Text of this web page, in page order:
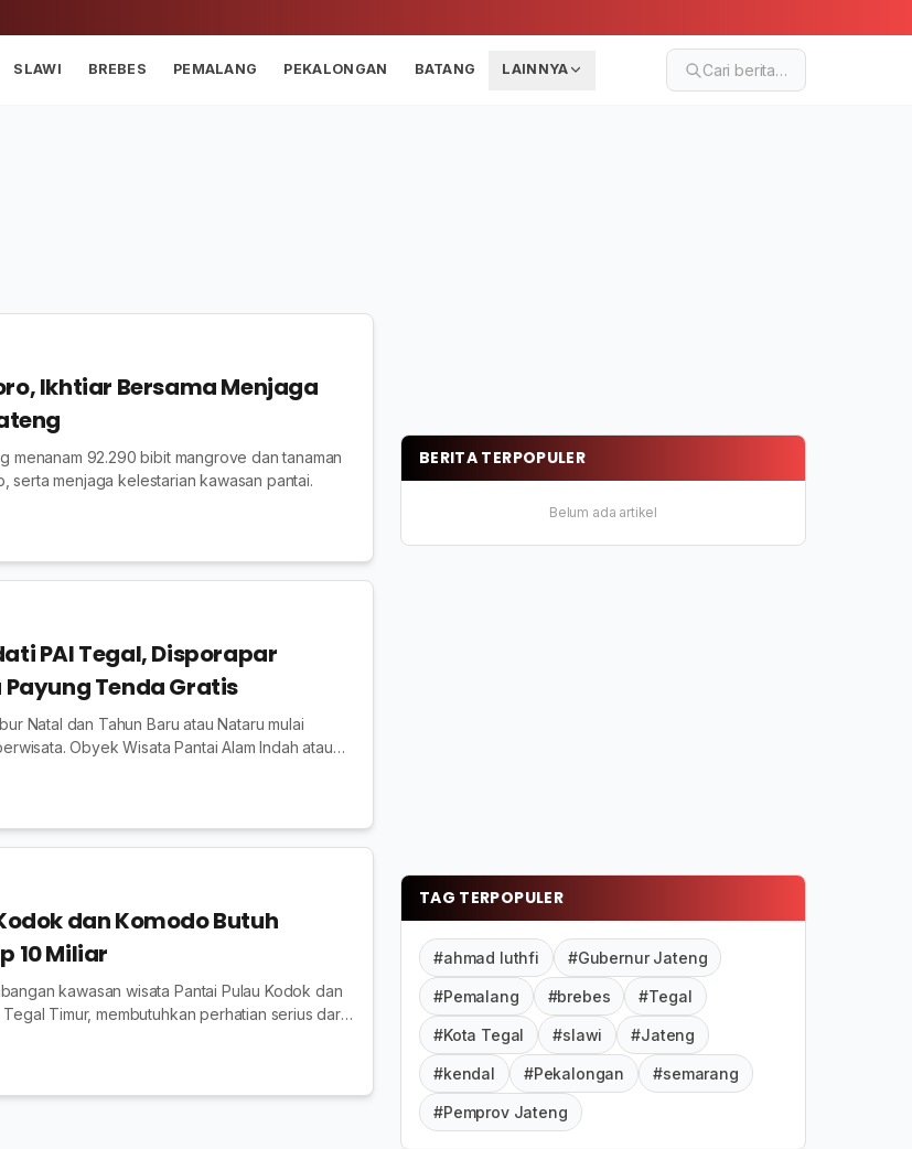
SLAWI BREBES PEMALANG PEKALONGAN BATANG LAINNYA Cari berita…
Ikhtiar Bersama Menjaga
menanam 92.290 bibit mangrove dan tanaman
serta menjaga kelestarian kawasan pantai.
PAI Tegal, Disporapar
Tenda Gratis
Natal dan Tahun Baru atau Nataru mulai
Obyek Wisata Pantai Alam Indah atau
dan Komodo Butuh
10 Miliar
kawasan wisata Pantai Pulau Kodok dan
Timur, membutuhkan perhatian serius dari
BERITA TERPOPULER
Belum ada artikel
TAG TERPOPULER
#ahmad luthfi #Gubernur Jateng
#Pemalang #brebes #Tegal
#Kota Tegal #slawi #Jateng
#kendal #Pekalongan #semarang
#Pemprov Jateng